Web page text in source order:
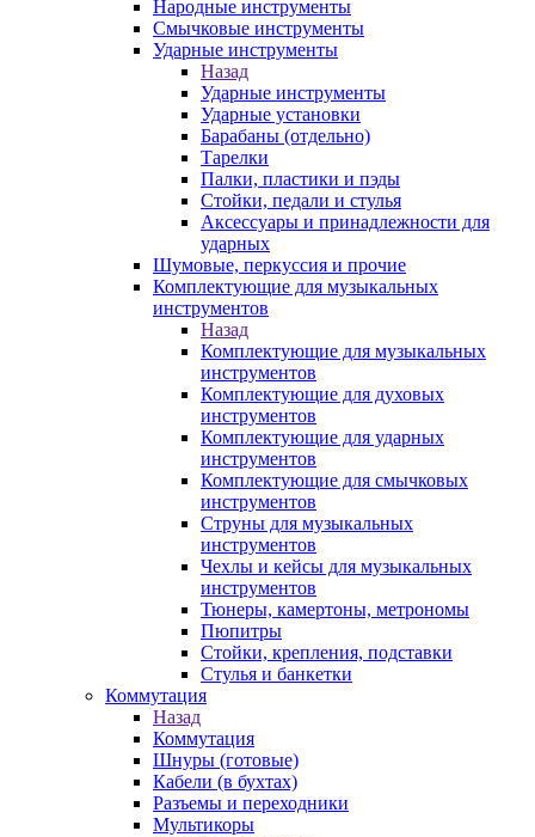
Народные инструменты
Смычковые инструменты
Ударные инструменты
Назад
Ударные инструменты
Ударные установки
Барабаны (отдельно)
Тарелки
Палки, пластики и пэды
Стойки, педали и стулья
Аксессуары и принадлежности для
ударных
Шумовые, перкуссия и прочие
Комплектующие для музыкальных
инструментов
Назад
Комплектующие для музыкальных
инструментов
Комплектующие для духовых
инструментов
Комплектующие для ударных
инструментов
Комплектующие для смычковых
инструментов
Струны для музыкальных
инструментов
Чехлы и кейсы для музыкальных
инструментов
Тюнеры, камертоны, метрономы
Пюпитры
Стойки, крепления, подставки
Стулья и банкетки
Коммутация
Назад
Коммутация
Шнуры (готовые)
Кабели (в бухтах)
Разъемы и переходники
Мультикоры